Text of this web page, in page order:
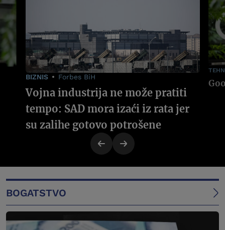
BIZNIS Forbes BiH
Vojna industrija ne može pratiti
tempo: SAD mora izaći iz rata jer
su zalihe gotovo potrošene
BOGATSTVO